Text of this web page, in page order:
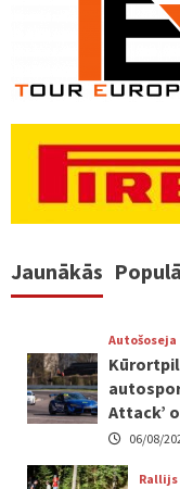
Jaunākās
Autošoseja
Attack’
06/08/
Rallijs